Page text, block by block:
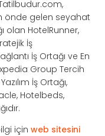
önde gelen seyahat
olan HotelRunner,
İş
İş Ortağı ve En
Group Tercih
İş Ortağı,
Hotelbeds,
içinweb sitesini